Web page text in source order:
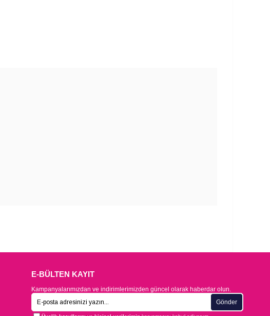
E-BÜLTEN KAYIT
Kampanyalarımızdan ve indirimlerimizden güncel olarak haberdar olun.
Gönder